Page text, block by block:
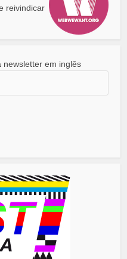
reivindicar
newsletter em inglês